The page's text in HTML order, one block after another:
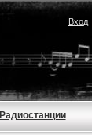
Вход|
Радиостанции